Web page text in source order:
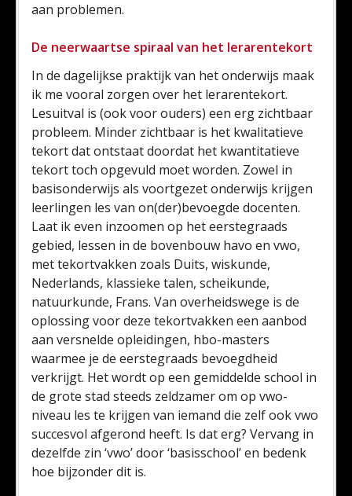
aan problemen.
De neerwaartse spiraal van het lerarentekort
In de dagelijkse praktijk van het onderwijs maak
ik me vooral zorgen over het lerarentekort.
Lesuitval is (ook voor ouders) een erg zichtbaar
probleem. Minder zichtbaar is het kwalitatieve
tekort dat ontstaat doordat het kwantitatieve
tekort toch opgevuld moet worden. Zowel in
basisonderwijs als voortgezet onderwijs krijgen
leerlingen les van on(der)bevoegde docenten.
Laat ik even inzoomen op het eerstegraads
gebied, lessen in de bovenbouw havo en vwo,
met tekortvakken zoals Duits, wiskunde,
Nederlands, klassieke talen, scheikunde,
natuurkunde, Frans. Van overheidswege is de
oplossing voor deze tekortvakken een aanbod
aan versnelde opleidingen, hbo-masters
waarmee je de eerstegraads bevoegdheid
verkrijgt. Het wordt op een gemiddelde school in
de grote stad steeds zeldzamer om op vwo-
niveau les te krijgen van iemand die zelf ook vwo
succesvol afgerond heeft. Is dat erg? Vervang in
dezelfde zin ‘vwo’ door ‘basisschool’ en bedenk
hoe bijzonder dit is.